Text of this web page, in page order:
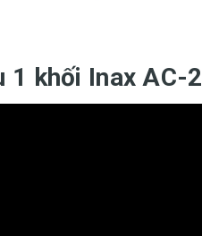
1 khối Inax AC-